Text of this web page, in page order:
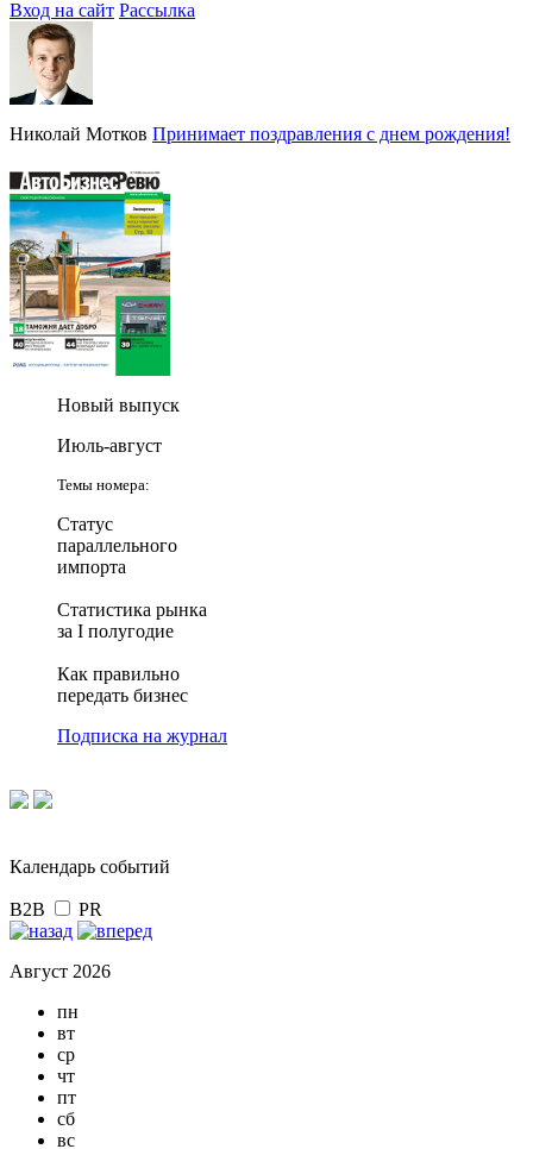
Вход на сайт Рассылка
Николай Мотков Принимает поздравления с днем рождения!
Новый выпуск
Июль-август
Темы номера:
Статус
параллельного
импорта
Статистика рынка
за I полугодие
Как правильно
передать бизнес
Подписка на журнал
Календарь событий
B2B PR
Август 2026
пн
вт
ср
чт
пт
сб
вс